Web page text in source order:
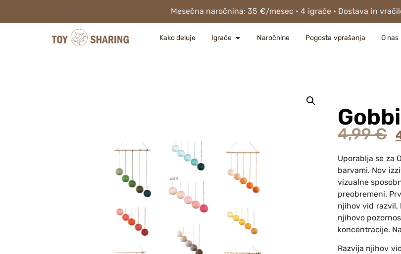
Mesečna naročnina: 35 €/mesec • 4 igrače • Dostava in
Kako deluje Igrače Naročnine Pogosta vprašanja O nas
4,99€
Uporablja se za
barvami. Nov
vizualne
preobremeni.
njihov vid razvil,
njihovo
koncentracije.
Razvija njihov